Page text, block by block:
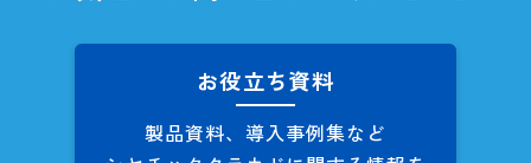
お役立ち資料
製品資料、導入事例集など